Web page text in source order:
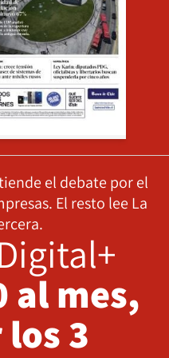
el debate por el
El resto lee La
al mes,
3